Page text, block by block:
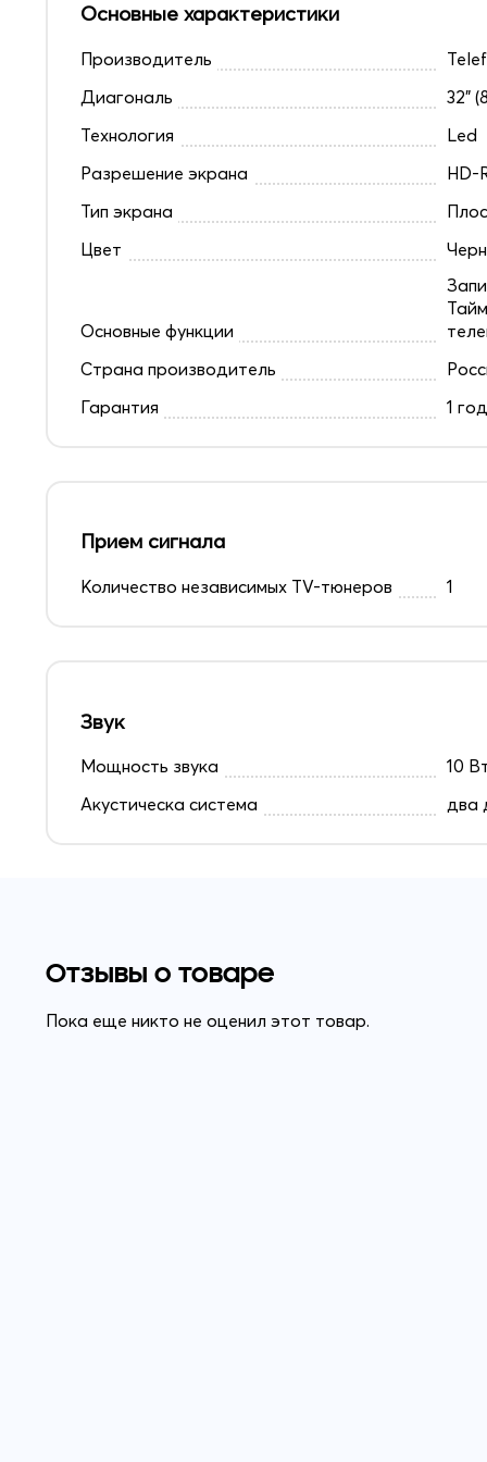
Основные характеристики
Производитель
Диагональ
32"
Технология
Led
Разрешение экрана
HD-
Тип экрана
Цвет
Основные функции
Страна производитель
Гарантия
1 год
Прием сигнала
Количество независимых TV-тюнеров 1
Звук
Мощность звука
10
Акустическа система
два
Отзывы о товаре
Пока еще никто не оценил этот товар.